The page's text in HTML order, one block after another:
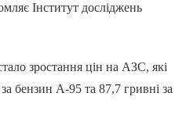
Інститут досліджень
зростання цін на АЗС, які
бензин А-95 та 87,7 гривні за